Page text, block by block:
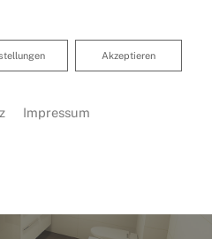
Akzeptieren
Impressum